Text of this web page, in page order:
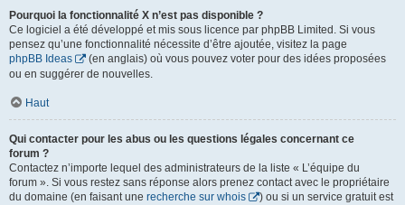
Pourquoi la fonctionnalité X n’est pas disponible ?
Ce logiciel a été développé et mis sous licence par phpBB Limited. Si vous
pensez qu’une fonctionnalité nécessite d’être ajoutée, visitez la page
phpBB Ideas
(en anglais) où vous pouvez voter pour des idées proposées
ou en suggérer de nouvelles.
Haut
Qui contacter pour les abus ou les questions légales concernant ce
forum ?
Contactez n’importe lequel des administrateurs de la liste « L’équipe du
forum ». Si vous restez sans réponse alors prenez contact avec le propriétaire
du domaine (en faisant une recherche sur whois
) ou si un service gratuit est